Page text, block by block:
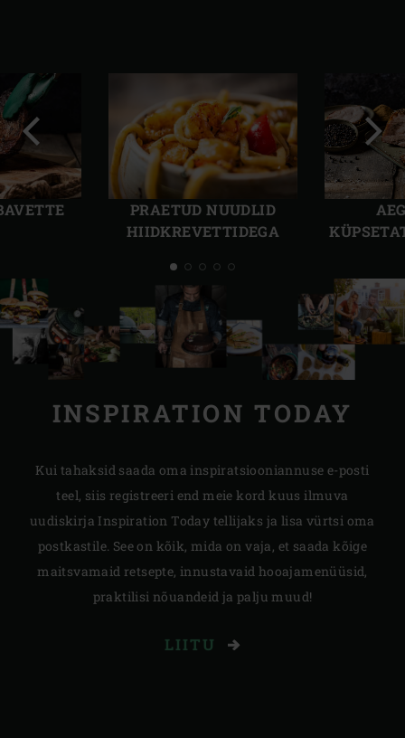
PRAETUD NUUDLID
HIIDKREVETTIDEGA
Eelmine
slaid
slaid
INSPIRATION TODAY
Kui tahaksid saada oma inspiratsiooniannuse e-posti
teel, siis registreeri end meie kord kuus ilmuva
uudiskirja Inspiration Today tellijaks ja lisa vürtsi oma
postkastile. See on kõik, mida on vaja, et saada kõige
maitsvamaid retsepte, innustavaid hooajamenüüsid,
praktilisi nõuandeid ja palju muud!
LIITU